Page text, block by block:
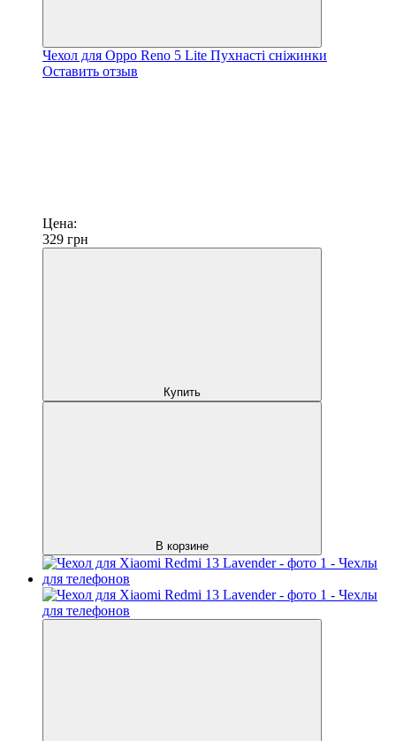
Чехол для Oppo Reno 5 Lite Пухнасті сніжинки
Оставить отзыв
Цена:
329 грн
Купить
В корзине